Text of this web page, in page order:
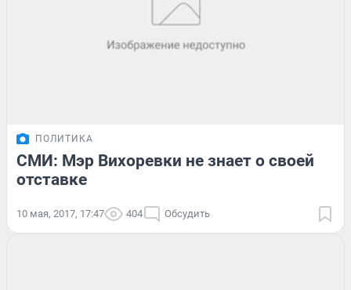
ПОЛИТИКА
СМИ: Мэр Вихоревки не знает о своей
отставке
10 мая, 2017, 17:47 404 Обсудить